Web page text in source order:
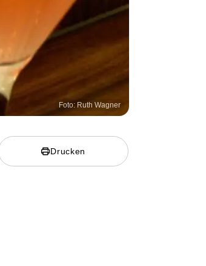
Foto: Ruth Wagner
Drucken